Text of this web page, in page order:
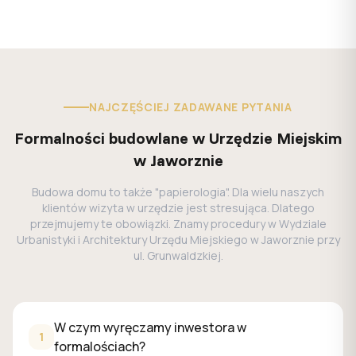
NAJCZĘŚCIEJ ZADAWANE PYTANIA
Formalności budowlane w Urzędzie Miejskim
w Jaworznie
Budowa domu to także "papierologia". Dla wielu naszych
klientów wizyta w urzędzie jest stresująca. Dlatego
przejmujemy te obowiązki. Znamy procedury w Wydziale
Urbanistyki i Architektury Urzędu Miejskiego w Jaworznie przy
ul. Grunwaldzkiej.
1
W czym wyręczamy inwestora w
formalościach?
W czym wyręczamy inwestora w formalościach?
Mapy do celów projektowych:Współpracujemy ze
Ile kosztuje budowa domu 100-150 m² w Jaworznie i od